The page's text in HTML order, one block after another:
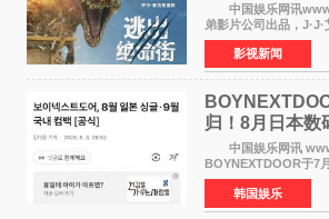
中国娱乐网讯www
弟影片公司出品，
伯特·米切尔执导，好
·麦克格雷格主演的
出绝命
影视新闻
归！8月日本数
辑改版
中国娱乐网讯
BOYNEXTDOOR于7
室内体育馆举办了
&lsquo;KNOCK ON
BUSAN，与当地粉
韩国娱乐